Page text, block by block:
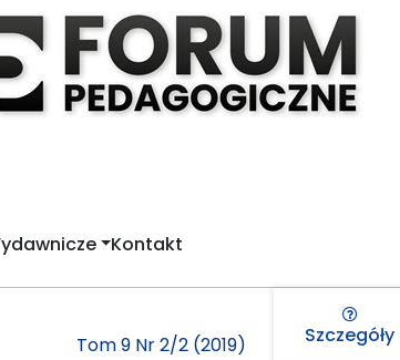
Kontakt
Tom 9 Nr 2/2 (2019) Szczegóły